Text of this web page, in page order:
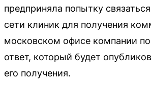
предприняла попытку
сети клиник для получения
московском офисе компании
ответ, который будет
его получения.